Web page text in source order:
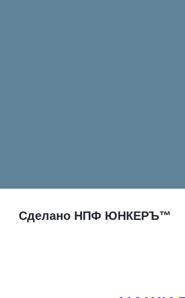
Сделано НПФ ЮНКЕРЪ™